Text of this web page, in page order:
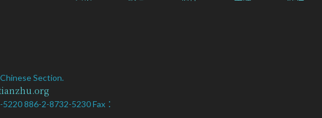
Section.
886-2-8732-5230 Fax：